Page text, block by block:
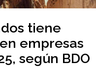
tiene
empresas
según BDO